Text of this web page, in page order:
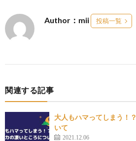
Author：mii 投稿一覧
関連する記事
大人もハマってしまう！
いて
2021.12.06